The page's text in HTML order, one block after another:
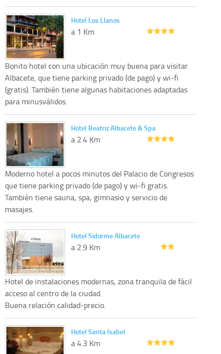
Hotel Los Llanos
a 1 Km
Bonito hotel con una ubicación muy buena para visitar
Albacete, que tiene parking privado (de pago) y wi-fi
(gratis). También tiene algunas habitaciones adaptadas
para minusválidos.
Hotel Beatriz Albacete & Spa
a 2.4 Km
Moderno hotel a pocos minutos del Palacio de Congresos
que tiene parking privado (de pago) y wi-fi gratis.
También tiene sauna, spa, gimnasio y servicio de
masajes.
Hotel Sidorme Albacete
a 2.9 Km
Hotel de instalaciones modernas, zona tranquila de fácil
acceso al centro de la ciudad.
Buena relación calidad-precio.
Hotel Santa Isabel
a 4.3 Km